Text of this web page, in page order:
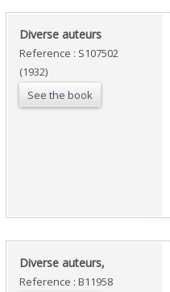
‎Diverse auteurs‎
Reference : S107502
(1932)
See the book
‎Diverse auteurs,‎
Reference : B11958